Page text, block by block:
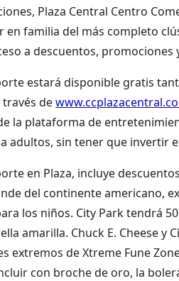
Plaza Central Centro
en familia del más completo
a descuentos, promociones
estará disponible gratis
de
la plataforma de
adultos, sin tener que invertir
en Plaza, incluye
del continente americano,
los niños. City Park tendrá
amarilla. Chuck E. Cheese
extremos de Xtreme Fune
con broche de oro, la